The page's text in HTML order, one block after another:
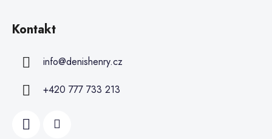
Kontakt
info@denishenry.cz
+420 777 733 213